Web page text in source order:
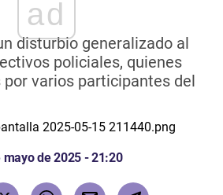
ad
disturbio generalizado al
policiales, quienes
varios participantes del
mayo de 2025 - 21:20